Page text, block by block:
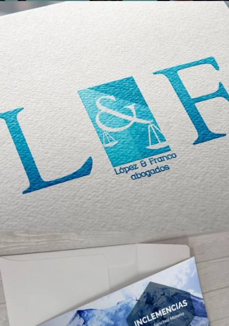
López y Franco, abogados
Diseño Gráfico